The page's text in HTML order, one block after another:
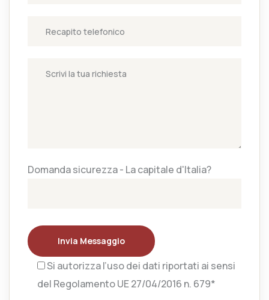
Domanda sicurezza - La capitale d'Italia?
Invia Messaggio
Si autorizza l’uso dei dati riportati ai sensi
del Regolamento UE 27/04/2016 n. 679*